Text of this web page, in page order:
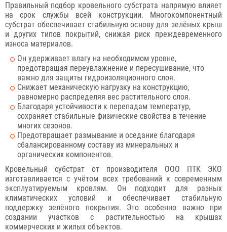
Правильный подбор кровельного субстрата напрямую влияет
на срок службы всей конструкции. Многокомпонентный
субстрат обеспечивает стабильную основу для зелёных крыш
и других типов покрытий, снижая риск преждевременного
износа материалов.
Он удерживает влагу на необходимом уровне,
предотвращая переувлажнение и пересушивание, что
важно для защиты гидроизоляционного слоя.
Снижает механическую нагрузку на конструкцию,
равномерно распределяя вес растительного слоя.
Благодаря устойчивости к перепадам температур,
сохраняет стабильные физические свойства в течение
многих сезонов.
Предотвращает размывание и оседание благодаря
сбалансированному составу из минеральных и
органических компонентов.
Кровельный субстрат от производителя ООО ПТК ЭКО
изготавливается с учётом всех требований к современным
эксплуатируемым кровлям. Он подходит для разных
климатических условий и обеспечивает стабильную
поддержку зелёного покрытия. Это особенно важно при
создании участков с растительностью на крышах
коммерческих и жилых объектов.